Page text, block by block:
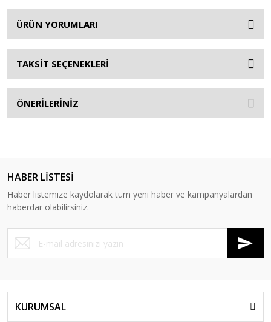
ÜRÜN YORUMLARI
TAKSİT SEÇENEKLERİ
ÖNERİLERİNİZ
HABER LİSTESİ
Haber listemize kaydolarak tüm yeni haber ve kampanyalardan
haberdar olabilirsiniz.
KURUMSAL